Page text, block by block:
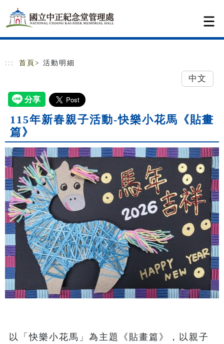
跳到主要內容
網站導覽
::: 首頁 > 活動明細
中文
115年新春親子活動-快樂小花馬《貼畫
篇》
以「快樂小花馬」為主題《貼畫篇》，以親子